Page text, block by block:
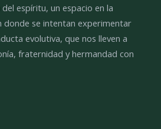
espíritu, un espacio en la
donde se intentan experimentar
evolutiva, que nos lleven a
fraternidad y hermandad con